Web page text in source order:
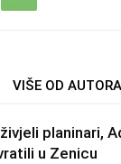
VIŠE OD AUTORA
planinari,
u Zenicu